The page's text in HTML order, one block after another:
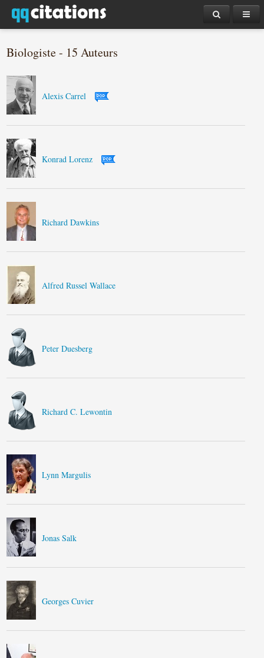
Biologiste - 15 Auteurs
Alexis Carrel
Konrad Lorenz
Richard Dawkins
Alfred Russel Wallace
Peter Duesberg
Richard C. Lewontin
Lynn Margulis
Jonas Salk
Georges Cuvier